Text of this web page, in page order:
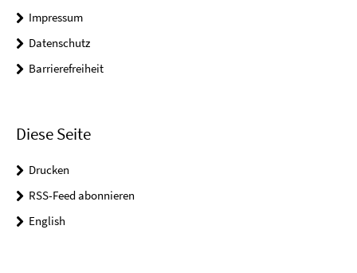
Impressum
Datenschutz
Barrierefreiheit
Diese Seite
Drucken
RSS-Feed abonnieren
English